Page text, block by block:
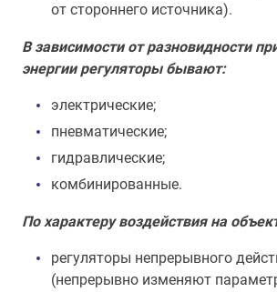
от стороннего источника).
В зависимости от разновидности
энергии регуляторы бывают:
электрические;
пневматические;
гидравлические;
комбинированные.
По характеру воздействия на
регуляторы непрерывного
(непрерывно изменяют